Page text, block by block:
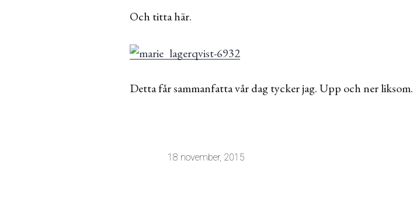
Och titta här.
Detta får sammanfatta vår dag tycker jag. Upp och ner liksom.
18 november, 2015